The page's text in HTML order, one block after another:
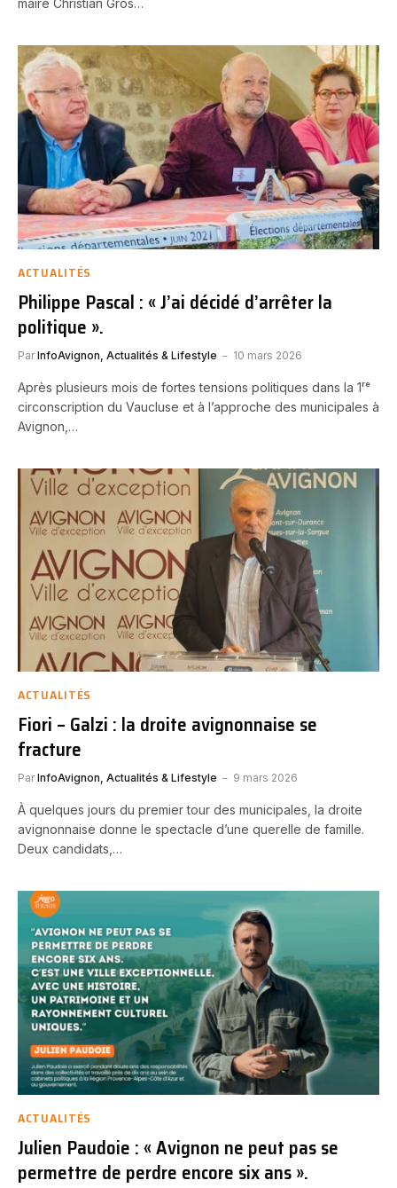
maire Christian Gros…
ACTUALITÉS
Philippe Pascal : « J’ai décidé d’arrêter la
politique ».
Par InfoAvignon, Actualités & Lifestyle 10 mars 2026
Après plusieurs mois de fortes tensions politiques dans la 1ʳᵉ
circonscription du Vaucluse et à l’approche des municipales à
Avignon,…
ACTUALITÉS
Fiori – Galzi : la droite avignonnaise se
fracture
Par InfoAvignon, Actualités & Lifestyle 9 mars 2026
À quelques jours du premier tour des municipales, la droite
avignonnaise donne le spectacle d’une querelle de famille.
Deux candidats,…
ACTUALITÉS
Julien Paudoie : « Avignon ne peut pas se
permettre de perdre encore six ans ».